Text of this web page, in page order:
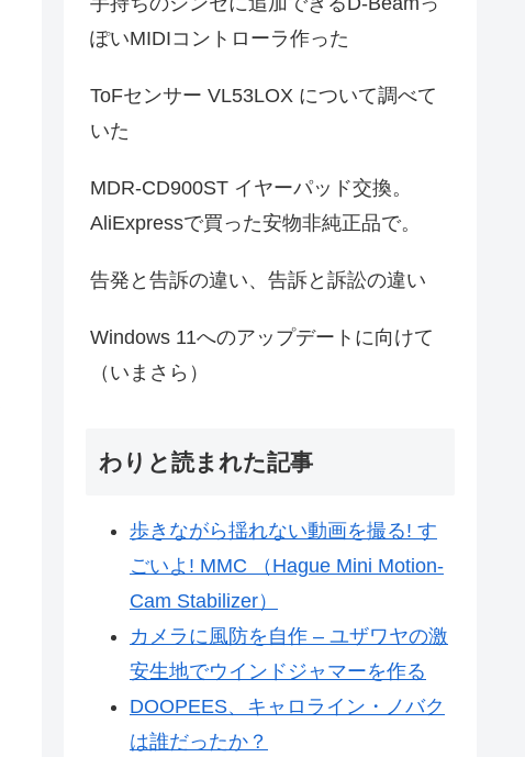
ぽいMIDIコントローラ作った
ToFセンサー VL53LOX について調べて
いた
MDR-CD900ST イヤーパッド交換。
AliExpressで買った安物非純正品で。
告発と告訴の違い、告訴と訴訟の違い
Windows 11へのアップデートに向けて
（いまさら）
わりと読まれた記事
歩きながら揺れない動画を撮る! す
ごいよ! MMC （Hague Mini Motion-
Cam Stabilizer）
カメラに風防を自作 – ユザワヤの激
安生地でウインドジャマーを作る
DOOPEES、キャロライン・ノバク
は誰だったか？